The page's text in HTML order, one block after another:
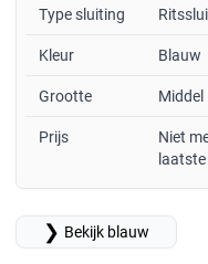
Type sluiting
Kleur Blauw
Grootte Middel
Prijs
Niet
❯ Bekijk blauw